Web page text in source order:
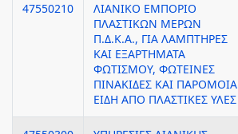
47550210
ΛΙΑΝΙΚΟ ΕΜΠΟΡΙΟ
ΠΛΑΣΤΙΚΩΝ ΜΕΡΩΝ
Π.Δ.Κ.Α., ΓΙΑ ΛΑΜΠΤΗΡΕΣ
ΚΑΙ ΕΞΑΡΤΗΜΑΤΑ
ΦΩΤΙΣΜΟΥ, ΦΩΤΕΙΝΕΣ
ΠΙΝΑΚΙΔΕΣ ΚΑΙ ΠΑΡΟΜΟΙΑ
ΕΙΔΗ ΑΠΟ ΠΛΑΣΤΙΚΕΣ ΥΛΕΣ